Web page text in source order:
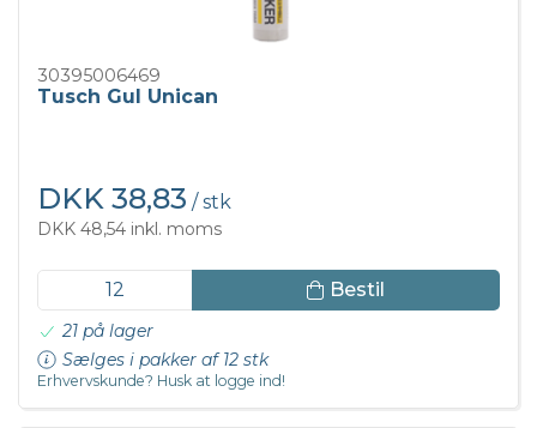
30395006469
Tusch Gul Unican
DKK 38,83 / stk
DKK 48,54 inkl. moms
Bestil
21 på lager
Sælges i pakker af 12 stk
Erhvervskunde? Husk at logge ind!